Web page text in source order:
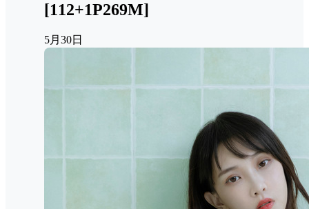
[112+1P269M]
5月30日